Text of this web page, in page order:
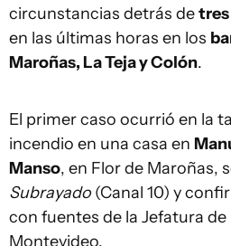
circunstancias detrás de
en las últimas horas en los
Maroñas, La Teja y Colón.
El primer caso ocurrió en la
incendio en una casa en
Manso, en Flor de Maroñas,
Subrayado (Canal 10) y
con fuentes de la Jefatura de
Montevideo.